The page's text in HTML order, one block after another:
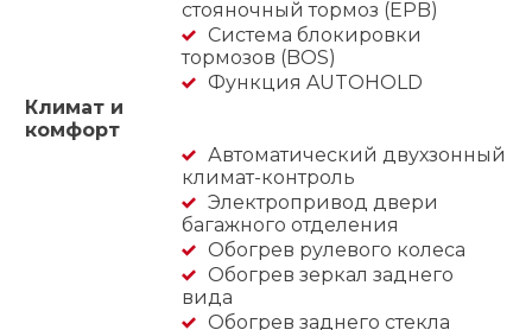
стояночный тормоз (EPB)
Система блокировки
тормозов (BOS)
Функция AUTOHOLD
Климат и
комфорт
Автоматический двухзонный
климат-контроль
Электропривод двери
багажного отделения
Обогрев рулевого колеса
Обогрев зеркал заднего
вида
Обогрев заднего стекла